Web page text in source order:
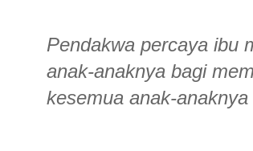
Pendakwa percaya ibu
anak-anaknya bagi
kesemua anak-